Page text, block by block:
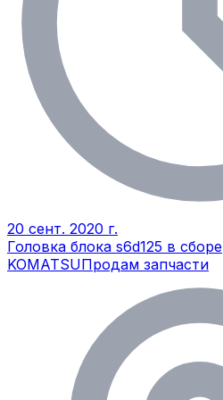
20 сент. 2020 г.
Головка блока s6d125 в сборе
KOMATSUПродам запчасти